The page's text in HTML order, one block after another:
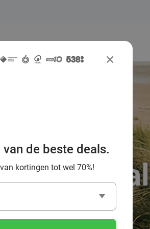
de
en
Deal
de beste deals.
kortingen tot wel 70%!